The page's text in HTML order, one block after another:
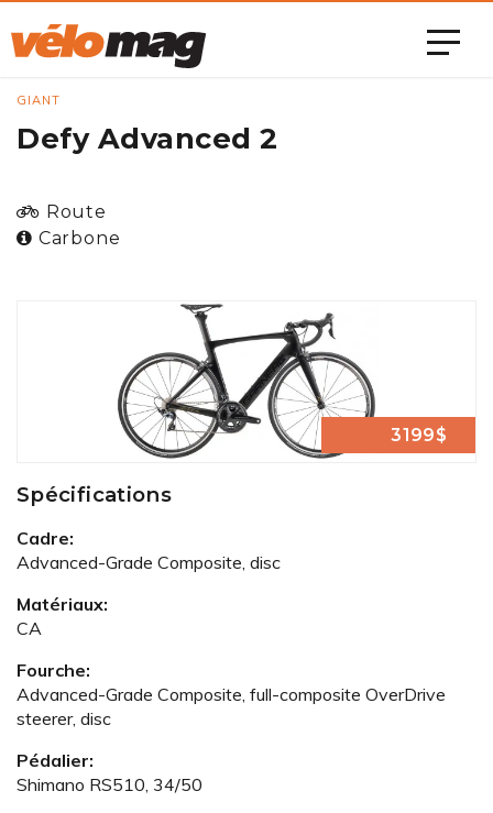
GIANT
Defy Advanced 2
Route
Carbone
3199$
Spécifications
Cadre:
Advanced-Grade Composite, disc
Matériaux:
CA
Fourche:
Advanced-Grade Composite, full-composite OverDrive
steerer, disc
Pédalier:
Shimano RS510, 34/50